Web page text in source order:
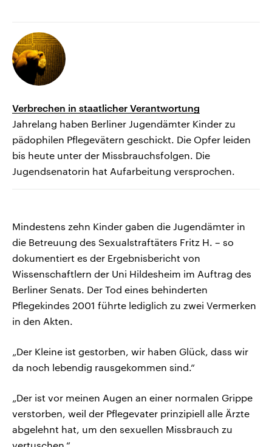
Verbrechen in staatlicher Verantwortung
Jahrelang haben Berliner Jugendämter Kinder zu
pädophilen Pflegevätern geschickt. Die Opfer leiden
bis heute unter der Missbrauchsfolgen. Die
Jugendsenatorin hat Aufarbeitung versprochen.
Mindestens zehn Kinder gaben die Jugendämter in
die Betreuung des Sexualstraftäters Fritz H. – so
dokumentiert es der Ergebnisbericht von
Wissenschaftlern der Uni Hildesheim im Auftrag des
Berliner Senats. Der Tod eines behinderten
Pflegekindes 2001 führte lediglich zu zwei Vermerken
in den Akten.
„Der Kleine ist gestorben, wir haben Glück, dass wir
da noch lebendig rausgekommen sind.“
„Der ist vor meinen Augen an einer normalen Grippe
verstorben, weil der Pflegevater prinzipiell alle Ärzte
abgelehnt hat, um den sexuellen Missbrauch zu